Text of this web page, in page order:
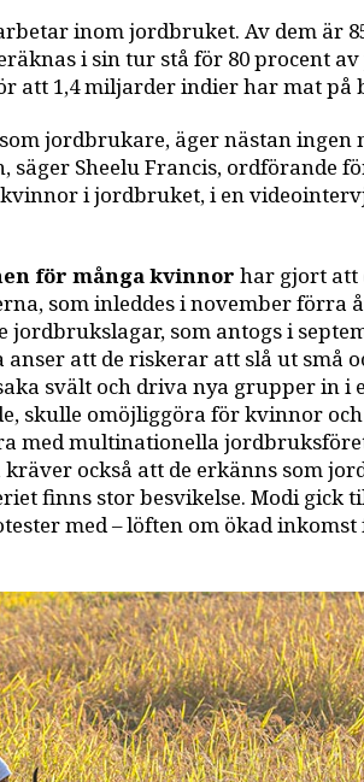
inom jordbruket. Av dem är
i sin tur stå för 80 procent
att 1,4 miljarder indier har mat på
jordbrukare, äger nästan ingen
säger Sheelu Francis, ordförande
kvinnor i jordbruket, i en
för många kvinnor har gjort att
som inleddes i november förra
som antogs i
att de riskerar att slå ut små
svält och driva nya grupper in i
skulle omöjliggöra för kvinnor
med multinationella
också att de erkänns som
finns stor besvikelse. Modi gick
med – löften om ökad inkomst